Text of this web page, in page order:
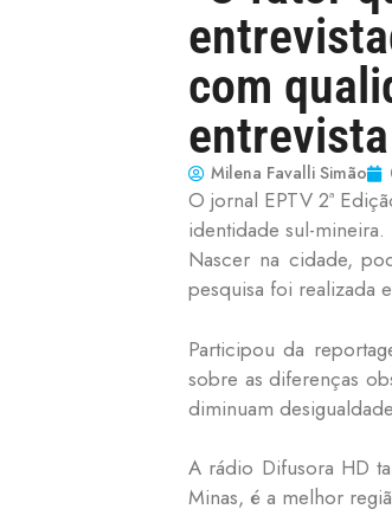
com
entrevista
Milena Favalli Simão
O jornal EPTV 2ª
identidade sul-
Nascer na cidade,
pesquisa foi realizada
Participou da
sobre as diferenças
diminuam
A rádio Difusora HD
Minas, é a melhor